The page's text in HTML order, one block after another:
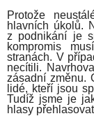
Protože
hlavních úkolů.
z podnikání je
kompromis
stranách. V
necítili.
zásadní změnu.
lidé, kteří jsou
Tudíž jsme je
hlasy